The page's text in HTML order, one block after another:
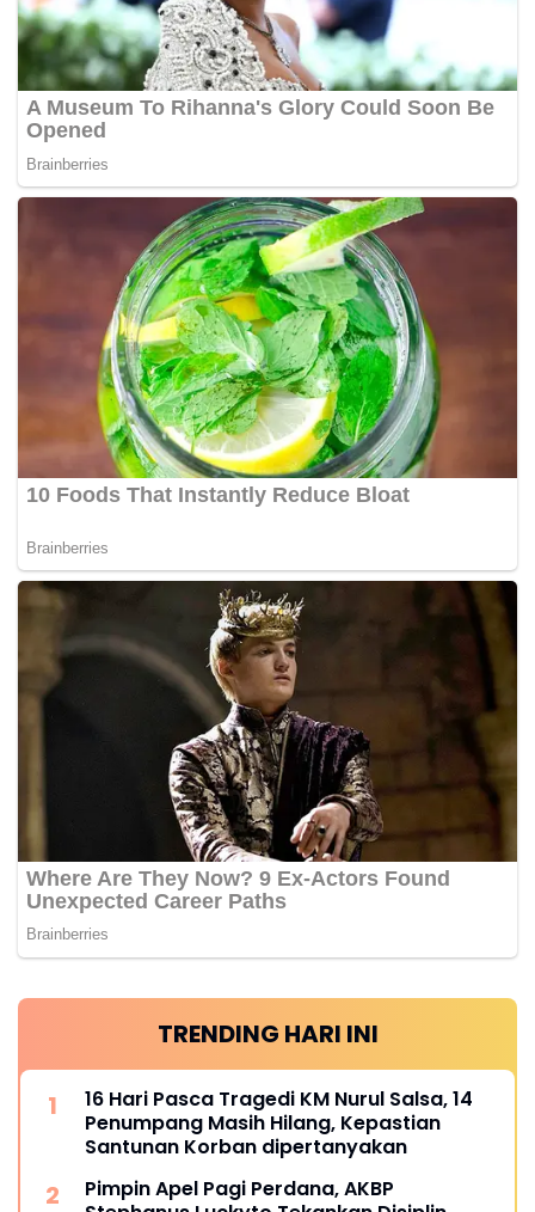
TRENDING HARI INI
16 Hari Pasca Tragedi KM Nurul Salsa, 14
Penumpang Masih Hilang, Kepastian
Santunan Korban dipertanyakan
Pimpin Apel Pagi Perdana, AKBP